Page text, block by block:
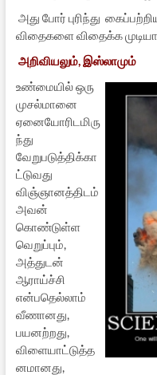
அது போர் புரிந்து
விதைகளை விதைக்க
அறிவியலும், இஸ்லாமும்
உண்மையில் ஒரு
முசல்மானை
ஏனையோரிடமிரு
ந்து
வேறுபடுத்திக்கா
ட்டுவது
விஞ்ஞானத்திடம்
அவன்
கொண்டுள்ள
வெறுப்பும்,
அத்துடன்
ஆராய்ச்சி
என்பதெல்லாம்
வீணானது,
பயனற்றது,
விளையாட்டுத்த
னமானது,